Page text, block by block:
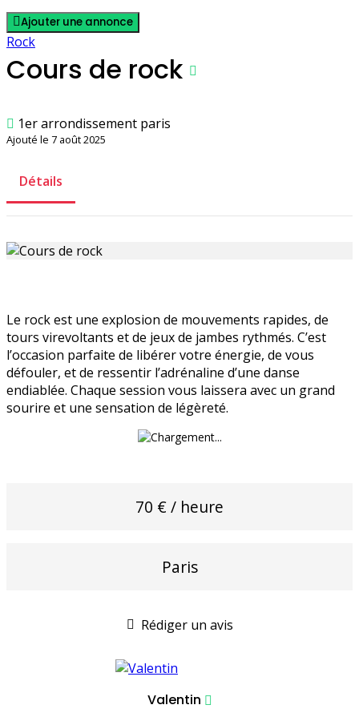
Ajouter une annonce
Rock
Cours de rock
1er arrondissement paris
Ajouté le 7 août 2025
Détails
Le rock est une explosion de mouvements rapides, de
tours virevoltants et de jeux de jambes rythmés. C’est
l’occasion parfaite de libérer votre énergie, de vous
défouler, et de ressentir l’adrénaline d’une danse
endiablée. Chaque session vous laissera avec un grand
sourire et une sensation de légèreté.
70 € / heure
Paris
Rédiger un avis
Valentin